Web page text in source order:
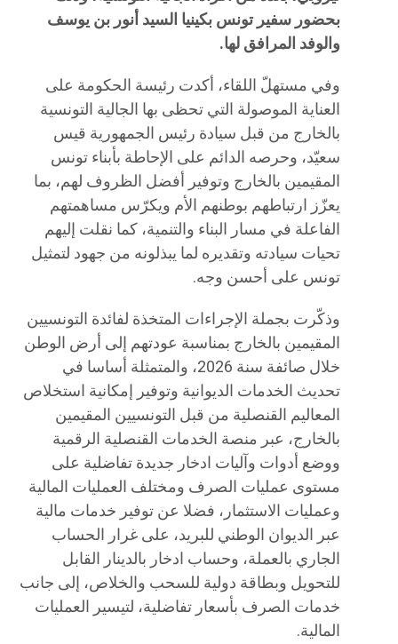
بحضور سفير تونس بكينيا السيد أنور بن يوسف
والوفد المرافق لها.
وفي مستهلّ اللقاء، أكدت رئيسة الحكومة على
العناية الموصولة التي تحظى بها الجالية التونسية
بالخارج من قبل سيادة رئيس الجمهورية قيس
سعيّد، وحرصه الدائم على الإحاطة بأبناء تونس
المقيمين بالخارج وتوفير أفضل الظروف لهم، بما
يعزّز ارتباطهم بوطنهم الأم ويكرّس مساهمتهم
الفاعلة في مسار البناء والتنمية، كما نقلت إليهم
تحيات سيادته وتقديره لما يبذلونه من جهود لتمثيل
تونس على أحسن وجه.
وذكّرت بجملة الإجراءات المتخذة لفائدة التونسيين
المقيمين بالخارج بمناسبة عودتهم إلى أرض الوطن
خلال صائفة سنة 2026، والمتمثلة أساسا في
تحديث الخدمات الديوانية وتوفير إمكانية استخلاص
المعاليم القنصلية من قبل التونسيين المقيمين
بالخارج، عبر منصة الخدمات القنصلية الرقمية
ووضع أدوات وآليات ادخار جديدة تفاضلية على
مستوى عمليات الصرف ومختلف العمليات المالية
وعمليات الاستثمار، فضلا عن توفير خدمات مالية
عبر الديوان الوطني للبريد، على غرار الحساب
الجاري بالعملة، وحساب ادخار بالدينار القابل
للتحويل وبطاقة دولية للسحب والخلاص، إلى جانب
خدمات الصرف بأسعار تفاضلية، لتيسير العمليات
المالية.